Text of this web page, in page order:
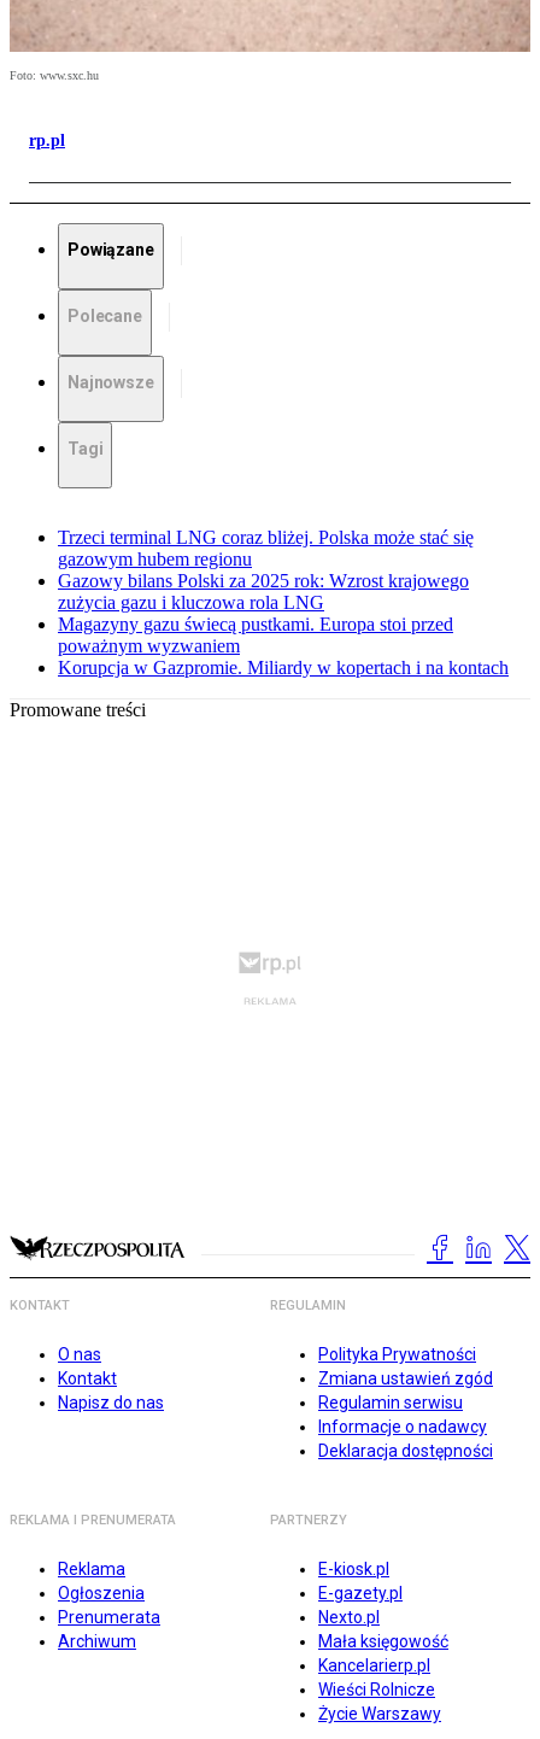
Foto: www.sxc.hu
rp.pl
Powiązane
Polecane
Najnowsze
Tagi
Trzeci terminal LNG coraz bliżej. Polska może stać się
gazowym hubem regionu
Gazowy bilans Polski za 2025 rok: Wzrost krajowego
zużycia gazu i kluczowa rola LNG
Magazyny gazu świecą pustkami. Europa stoi przed
poważnym wyzwaniem
Korupcja w Gazpromie. Miliardy w kopertach i na kontach
Promowane treści
KONTAKT
O nas
Kontakt
Napisz do nas
REGULAMIN
Polityka Prywatności
Zmiana ustawień zgód
Regulamin serwisu
Informacje o nadawcy
Deklaracja dostępności
REKLAMA I PRENUMERATA
Reklama
Ogłoszenia
Prenumerata
Archiwum
PARTNERZY
E-kiosk.pl
E-gazety.pl
Nexto.pl
Mała księgowość
Kancelarierp.pl
Wieści Rolnicze
Życie Warszawy